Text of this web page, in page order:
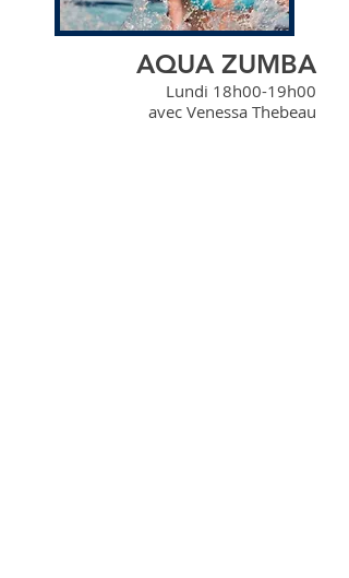
AQUA ZUMBA
Lundi 18h00-19h00
avec Venessa Thebeau